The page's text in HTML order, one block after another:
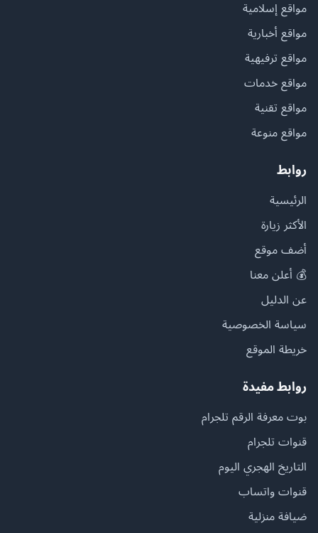
مواقع إسلامية
مواقع أخبارية
مواقع ترفيهية
مواقع خدمات
مواقع تقنية
مواقع منوعة
روابط
الرئيسية
الأكثر زيارة
أضف موقع
💰 أعلن معنا
عن الدليل
سياسة الخصوصية
خريطة الموقع
روابط مفيدة
بوت معرفة الرقم تلجرام
قنوات تلجرام
التاريخ الهجري اليوم
قنوات واتساب
ضيافة منزلية